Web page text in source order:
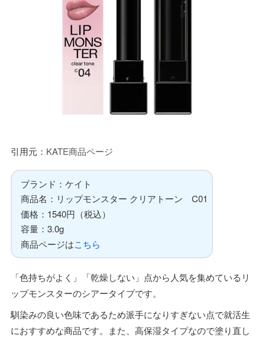
引用元： KATE商品ページ
ブランド：ケイト
商品名：リップモンスター クリアトーン C01
価格：1540円（税込）
容量：3.0g
商品ページはこちら
「色持ちがよく」「乾燥しない」点から人気を集めているリ
ップモンスターのシアータイプです。
馴染みの良い色味であるため派手になりすぎない点で就活生
におすすめな商品です。また、高保湿タイプなので塗り直し